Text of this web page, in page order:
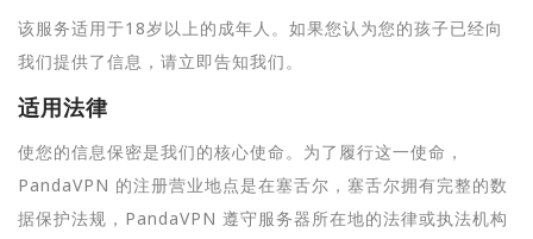
该服务适用于18岁以上的成年人。如果您认为您的孩子已经向
我们提供了信息，请立即告知我们。
适用法律
使您的信息保密是我们的核心使命。为了履行这一使命，
PandaVPN 的注册营业地点是在塞舌尔，塞舌尔拥有完整的数
据保护法规，PandaVPN 遵守服务器所在地的法律或执法机构